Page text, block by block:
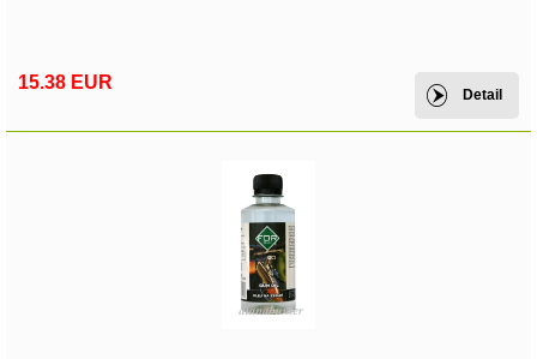
15.38 EUR
Detail